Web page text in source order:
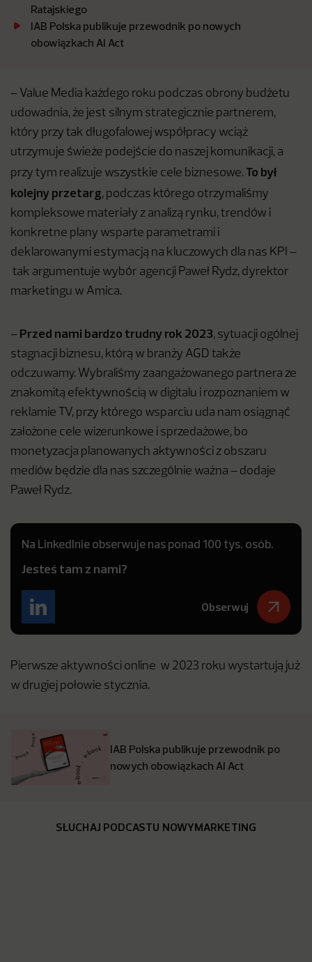
Ratajskiego
IAB Polska publikuje przewodnik po nowych
obowiązkach AI Act
– Value Media każdego roku podczas obrony budżetu
udowadnia, że jest silnym strategicznie partnerem,
który przy tak długofalowej współpracy wciąż
utrzymuje świeże podejście do naszej komunikacji, a
przy tym realizuje wszystkie cele biznesowe. To był
kolejny przetarg, podczas którego otrzymaliśmy
kompleksowe materiały z analizą rynku, trendów i
konkretne plany wsparte parametrami i
deklarowanymi estymacją na kluczowych dla nas KPI –
tak argumentuje wybór agencji Paweł Rydz, dyrektor
marketingu w Amica.
– Przed nami bardzo trudny rok 2023, sytuacji ogólnej
stagnacji biznesu, którą w branży AGD także
odczuwamy. Wybraliśmy zaangażowanego partnera ze
znakomitą efektywnością w digitalu i rozpoznaniem w
reklamie TV, przy którego wsparciu uda nam osiągnąć
założone cele wizerunkowe i sprzedażowe, bo
monetyzacja planowanych aktywności z obszaru
mediów będzie dla nas szczególnie ważna – dodaje
Paweł Rydz.
Na LinkedInie obserwuje nas ponad 100 tys. osób.
Jesteś tam z nami?
Obserwuj
Pierwsze aktywności online w 2023 roku wystartują już
w drugiej połowie stycznia.
IAB Polska publikuje przewodnik po
nowych obowiązkach AI Act
SŁUCHAJ PODCASTU NOWYMARKETING